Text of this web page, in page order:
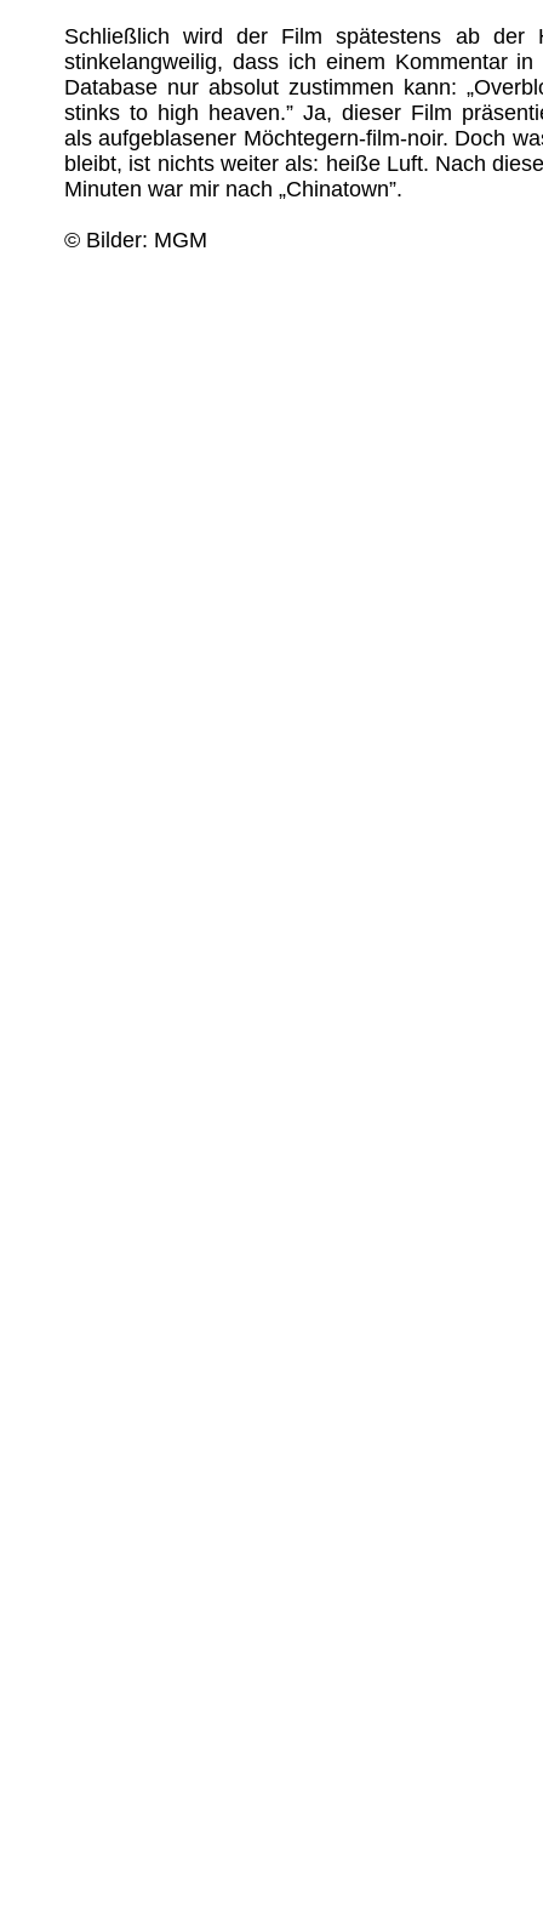
Schließlich wird der Film spätestens ab der
stinkelangweilig, dass ich einem Kommentar
Database nur absolut zustimmen kann:
stinks to high heaven.” Ja, dieser Film
als aufgeblasener Möchtegern-film-noir. Doch
bleibt, ist nichts weiter als: heiße Luft. Nach
Minuten war mir nach „Chinatown”.
© Bilder: MGM